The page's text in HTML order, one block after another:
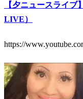
【夕ニュースライ
LIVE）
https://